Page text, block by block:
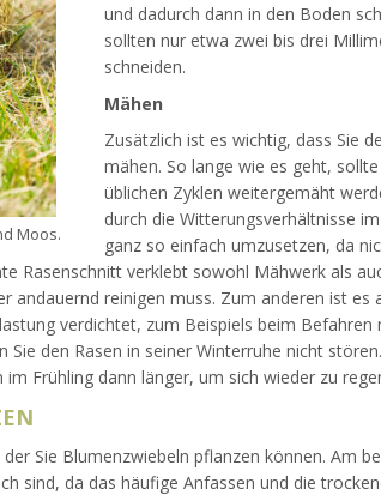
Moos.
und dadurch dann in den Boden
sollten nur etwa zwei bis drei
schneiden.
Mähen
Zusätzlich ist es wichtig, dass Sie
mähen. So lange wie es geht,
üblichen Zyklen weitergemäht
durch die Witterungsverhältnisse
ganz so einfach umzusetzen, da
Rasenschnitt verklebt sowohl Mähwerk als
andauernd reinigen muss. Zum anderen ist es
verdichtet, zum Beispiels beim Befahren
den Rasen in seiner Winterruhe nicht
Frühling dann länger, um sich wieder zu
Sie Blumenzwiebeln pflanzen können. Am
sind, da das häufige Anfassen und die